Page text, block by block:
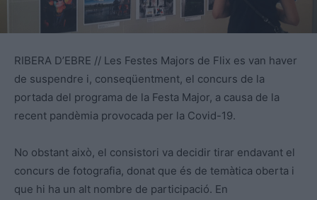
RIBERA D’EBRE // Les Festes Majors de Flix es van haver
de suspendre i, conseqüentment, el concurs de la
portada del programa de la Festa Major, a causa de la
recent pandèmia provocada per la Covid-19.
No obstant això, el consistori va decidir tirar endavant el
concurs de fotografia, donat que és de temàtica oberta i
que hi ha un alt nombre de participació. En